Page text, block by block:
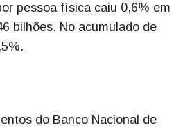
pessoa física caiu 0,6% em
bilhões. No acumulado de
do Banco Nacional de